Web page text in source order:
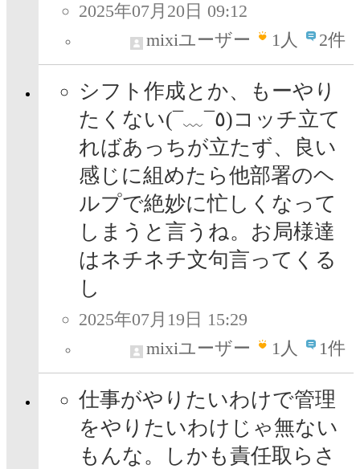
2025年07月20日 09:12
mixiユーザー
1人 2件
シフト作成とか、もーやり
たくない(¯﹏¯٥)コッチ立て
ればあっちが立たず、良い
感じに組めたら他部署のヘ
ルプで絶妙に忙しくなって
しまうと言うね。お局様達
はネチネチ文句言ってくる
し
2025年07月19日 15:29
mixiユーザー
1人 1件
仕事がやりたいわけで管理
をやりたいわけじゃ無ない
もんな。しかも責任取らさ